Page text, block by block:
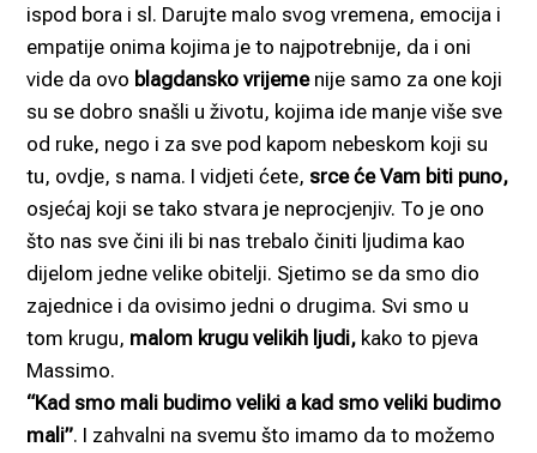
ispod bora i sl. Darujte malo svog vremena, emocija i
empatije onima kojima je to najpotrebnije, da i oni
vide da ovo blagdansko vrijemenije samo za one koji
su se dobro snašli u životu, kojima ide manje više sve
od ruke, nego i za sve pod kapom nebeskom koji su
tu, ovdje, s nama. I vidjeti ćete, srce će Vam biti puno,
osjećaj koji se tako stvara je neprocjenjiv. To je ono
što nas sve čini ili bi nas trebalo činiti ljudima kao
dijelom jedne velike obitelji. Sjetimo se da smo dio
zajednice i da ovisimo jedni o drugima. Svi smo u
tom krugu, malom krugu velikih ljudi, kako to pjeva
Massimo.
“Kad smo mali budimo veliki a kad smo veliki budimo
mali”. I zahvalni na svemu što imamo da to možemo